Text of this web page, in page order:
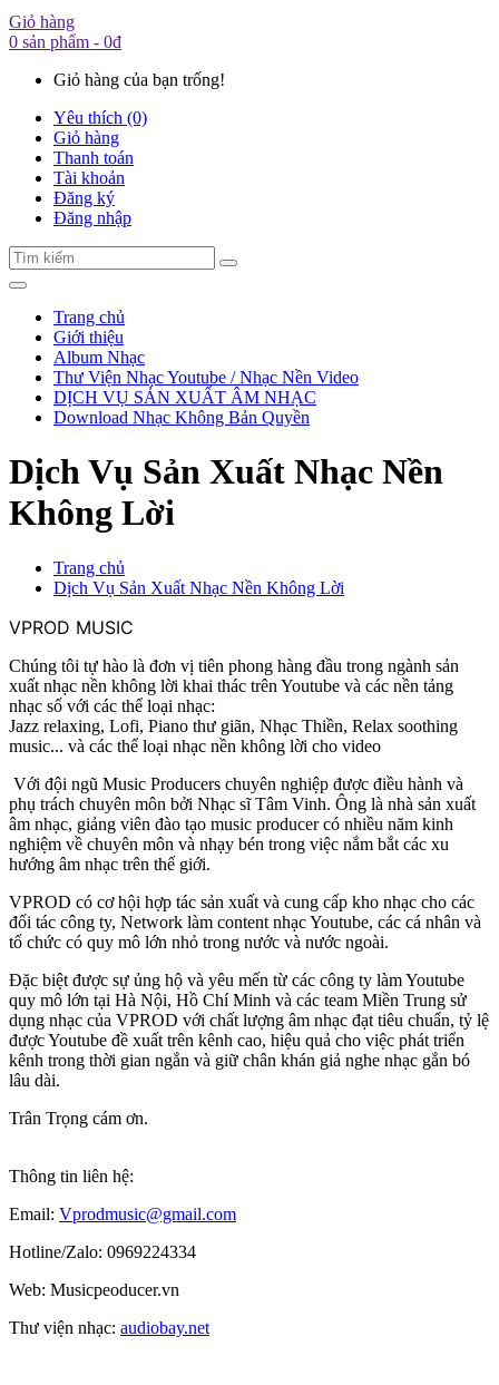
Giỏ hàng
0 sản phẩm - 0đ
Giỏ hàng của bạn trống!
Yêu thích (0)
Giỏ hàng
Thanh toán
Tài khoản
Đăng ký
Đăng nhập
Trang chủ
Giới thiệu
Album Nhạc
Thư Viện Nhạc Youtube / Nhạc Nền Video
DỊCH VỤ SẢN XUẤT ÂM NHẠC
Download Nhạc Không Bản Quyền
Dịch Vụ Sản Xuất Nhạc Nền
Không Lời
Trang chủ
Dịch Vụ Sản Xuất Nhạc Nền Không Lời
VPROD MUSIC
Chúng tôi tự hào là đơn vị tiên phong hàng đầu trong ngành sản
xuất nhạc nền không lời khai thác trên Youtube và các nền tảng
nhạc số với các thể loại nhạc:
Jazz relaxing, Lofi, Piano thư giãn, Nhạc Thiền, Relax soothing
music... và các thể loại nhạc nền không lời cho video
Với đội ngũ Music Producers chuyên nghiệp được điều hành và
phụ trách chuyên môn bởi Nhạc sĩ Tâm Vinh. Ông là nhà sản xuất
âm nhạc, giảng viên đào tạo music producer có nhiều năm kinh
nghiệm về chuyên môn và nhạy bén trong việc nắm bắt các xu
hướng âm nhạc trên thế giới.
VPROD có cơ hội hợp tác sản xuất và cung cấp kho nhạc cho các
đối tác công ty, Network làm content nhạc Youtube, các cá nhân và
tổ chức có quy mô lớn nhỏ trong nước và nước ngoài.
Đặc biệt được sự ủng hộ và yêu mến từ các công ty làm Youtube
quy mô lớn tại Hà Nội, Hồ Chí Minh và các team Miền Trung sử
dụng nhạc của VPROD với chất lượng âm nhạc đạt tiêu chuẩn, tỷ lệ
được Youtube đề xuất trên kênh cao, hiệu quả cho việc phát triển
kênh trong thời gian ngắn và giữ chân khán giả nghe nhạc gắn bó
lâu dài.
Trân Trọng cám ơn.
Thông tin liên hệ:
Email: Vprodmusic@gmail.com
Hotline/Zalo: 0969224334
Web: Musicpeoducer.vn
Thư viện nhạc: audiobay.net